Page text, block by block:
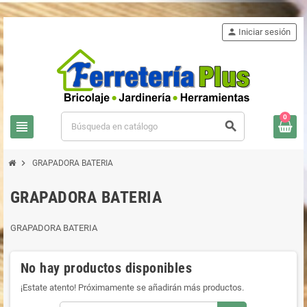
view_headline search
person Iniciar sesión
0
chevron_right GRAPADORA BATERIA
GRAPADORA BATERIA
GRAPADORA BATERIA
No hay productos disponibles
¡Estate atento! Próximamente se añadirán más productos.